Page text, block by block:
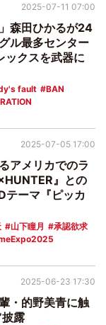
森田ひかるが24
ル最多センター
ックスを武器に
fault
BAN
2025-07-11 07:00
アメリカでのラ
』との
テーマ『ピッカ
山下瞳月
承認欲求
2025-07-05 17:00
・的野美青に触
露
2025-06-23 17:30